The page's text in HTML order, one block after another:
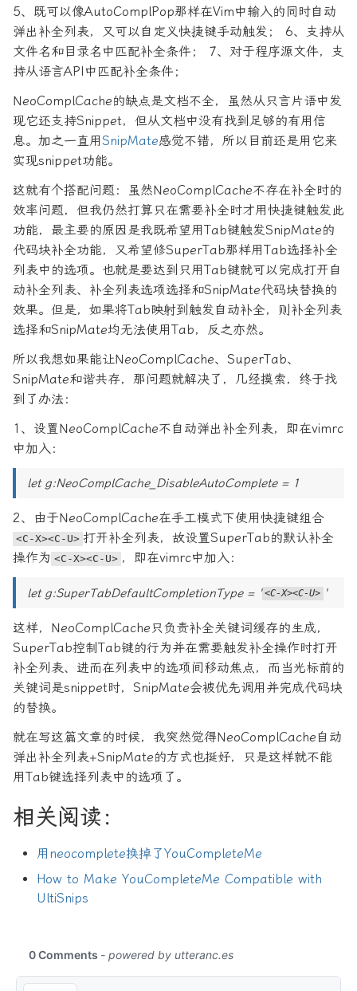
5、既可以像AutoComplPop那样在Vim中输入的同时自动
弹出补全列表，又可以自定义快捷键手动触发； 6、支持从
文件名和目录名中匹配补全条件； 7、对于程序源文件，支
持从语言API中匹配补全条件；
NeoComplCache的缺点是文档不全，虽然从只言片语中发
现它还支持Snippet，但从文档中没有找到足够的有用信
息。加之一直用SnipMate感觉不错，所以目前还是用它来
实现snippet功能。
这就有个搭配问题：虽然NeoComplCache不存在补全时的
效率问题，但我仍然打算只在需要补全时才用快捷键触发此
功能，最主要的原因是我既希望用Tab键触发SnipMate的
代码块补全功能，又希望修SuperTab那样用Tab选择补全
列表中的选项。也就是要达到只用Tab键就可以完成打开自
动补全列表、补全列表选项选择和SnipMate代码块替换的
效果。但是，如果将Tab映射到触发自动补全，则补全列表
选择和SnipMate均无法使用Tab，反之亦然。
所以我想如果能让NeoComplCache、SuperTab、
SnipMate和谐共存，那问题就解决了，几经摸索，终于找
到了办法：
1、设置NeoComplCache不自动弹出补全列表，即在vimrc
中加入：
let g:NeoComplCache_DisableAutoComplete = 1
2、由于NeoComplCache在手工模式下使用快捷键组合
<C-X><C-U> 打开补全列表，故设置SuperTab的默认补全
操作为 <C-X><C-U> ，即在vimrc中加入：
let g:SuperTabDefaultCompletionType = ' <C-X><C-U> '
这样，NeoComplCache只负责补全关键词缓存的生成，
SuperTab控制Tab键的行为并在需要触发补全操作时打开
补全列表、进而在列表中的选项间移动焦点，而当光标前的
关键词是snippet时，SnipMate会被优先调用并完成代码块
的替换。
就在写这篇文章的时候，我突然觉得NeoComplCache自动
弹出补全列表+SnipMate的方式也挺好，只是这样就不能
用Tab键选择列表中的选项了。
相关阅读：
用neocomplete换掉了YouCompleteMe
How to Make YouCompleteMe Compatible with
UltiSnips